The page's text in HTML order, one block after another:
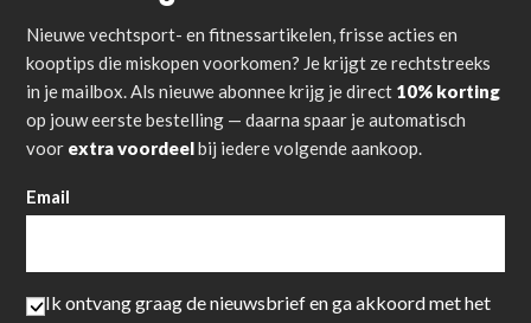
Nieuwe vechtsport- en fitnessartikelen, frisse acties en
kooptips die miskopen voorkomen? Je krijgt ze rechtstreeks
in je mailbox. Als nieuwe abonnee krijg je direct 10% korting
op jouw eerste bestelling — daarna spaar je automatisch
voor extra voordeelbij iedere volgende aankoop.
Email
Ik ontvang graag de nieuwsbrief en ga akkoord met het